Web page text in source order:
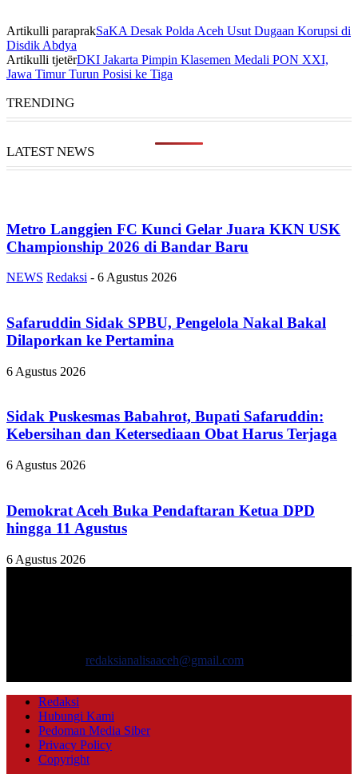
Artikulli paraprakSaKA Desak Polda Aceh Usut Dugaan Korupsi di
Disdik Abdya
Artikulli tjetërDKI Jakarta Pimpin Klasemen Medali PON XXI,
Jawa Timur Turun Posisi ke Tiga
TRENDING
LATEST NEWS
Metro Langgien FC Kunci Gelar Juara KKN USK
Championship 2026 di Bandar Baru
NEWS Redaksi - 6 Agustus 2026
Safaruddin Sidak SPBU, Pengelola Nakal Bakal
Dilaporkan ke Pertamina
6 Agustus 2026
Sidak Puskesmas Babahrot, Bupati Safaruddin:
Kebersihan dan Ketersediaan Obat Harus Terjaga
6 Agustus 2026
Demokrat Aceh Buka Pendaftaran Ketua DPD
hingga 11 Agustus
6 Agustus 2026
redaksianalisaaceh@gmail.com
Redaksi
Hubungi Kami
Pedoman Media Siber
Privacy Policy
Copyright